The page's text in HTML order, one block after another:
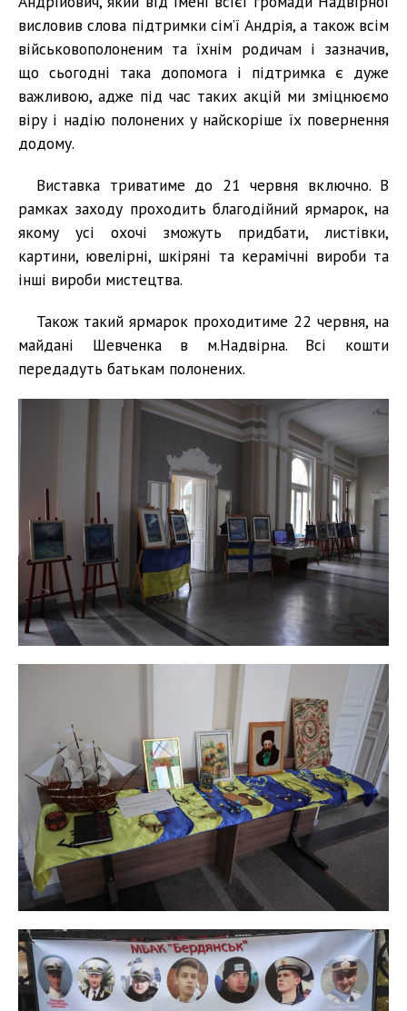
висловив слова підтримки сім’ї Андрія, а також всім
військовополоненим та їхнім родичам і зазначив,
що сьогодні така допомога і підтримка є дуже
важливою, адже під час таких акцій ми зміцнюємо
віру і надію полонених у найскоріше їх повернення
додому.
Виставка триватиме до 21 червня включно. В
рамках заходу проходить благодійний ярмарок, на
якому усі охочі зможуть придбати, листівки,
картини, ювелірні, шкіряні та керамічні вироби та
інші вироби мистецтва.
Також такий ярмарок проходитиме 22 червня, на
майдані Шевченка в м.Надвірна. Всі кошти
передадуть батькам полонених.